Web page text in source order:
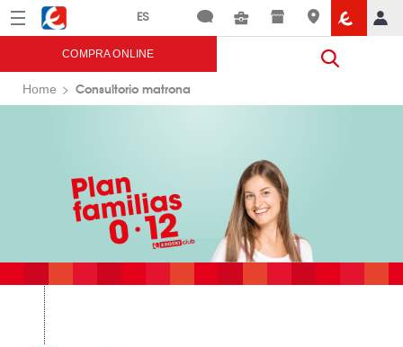
Menú Eroski
COMPRA ONLINE
Home Consultorio matrona